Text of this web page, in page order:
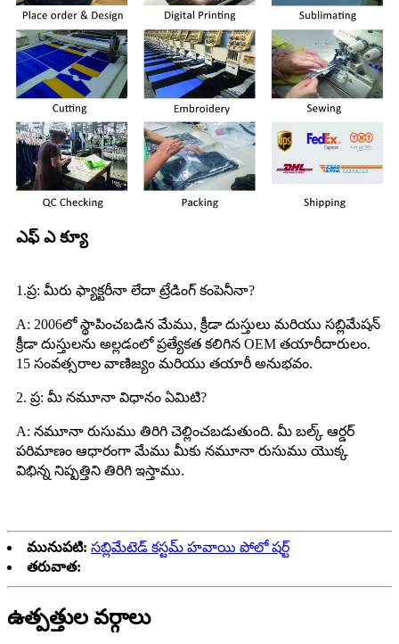
ఎఫ్ ఎ క్యూ
1.ప్ర: మీరు ఫ్యాక్టరీనా లేదా ట్రేడింగ్ కంపెనీనా?
A: 2006లో స్థాపించబడిన మేము, క్రీడా దుస్తులు మరియు సబ్లిమేషన్
క్రీడా దుస్తులను అల్లడంలో ప్రత్యేకత కలిగిన OEM తయారీదారులం.
15 సంవత్సరాల వాణిజ్యం మరియు తయారీ అనుభవం.
2. ప్ర: మీ నమూనా విధానం ఏమిటి?
A: నమూనా రుసుము తిరిగి చెల్లించబడుతుంది. మీ బల్క్ ఆర్డర్
పరిమాణం ఆధారంగా మేము మీకు నమూనా రుసుము యొక్క
విభిన్న నిష్పత్తిని తిరిగి ఇస్తాము.
మునుపటి: సబ్లిమేటెడ్ కస్టమ్ హవాయి పోలో షర్ట్
తరువాత:
ఉత్పత్తుల వర్గాలు